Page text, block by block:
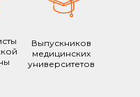
Выпускников
медицинских
университетов